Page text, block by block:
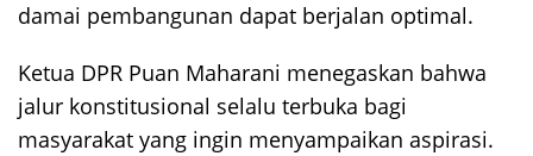
damai pembangunan dapat berjalan optimal.
Ketua DPR Puan Maharani menegaskan bahwa
jalur konstitusional selalu terbuka bagi
masyarakat yang ingin menyampaikan aspirasi.